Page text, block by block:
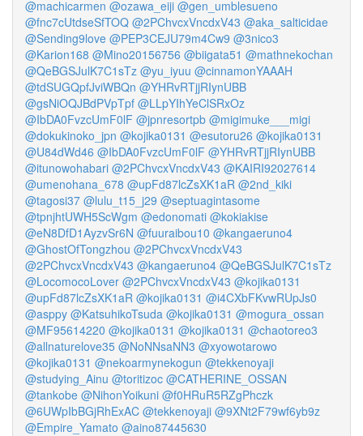
@machicarmen @ozawa_eiji @gen_umblesueno
@fnc7cUtdseSfTOQ @2PChvcxVncdxV43 @aka_salticidae
@Sending9love @PEP3CEJU79m4Cw9 @3nico3
@Karion168 @Mino20156756 @biigata51 @mathnekochan
@QeBGSJulK7C1sTz @yu_iyuu @cinnamonYAAAH
@tdSUGQpfJviWBQn @YHRvRTjjRIynUBB
@gsNiOQJBdPVpTpf @LLpYIhYeClSRxOz
@IbDA0FvzcUmF0lF @jpnresortpb @migimuke___migi
@dokukinoko_jpn @kojika0131 @esutoru26 @kojika0131
@U84dWd46 @IbDA0FvzcUmF0lF @YHRvRTjjRIynUBB
@itunowohabari @2PChvcxVncdxV43 @KAIRI92027614
@umenohana_678 @upFd87lcZsXK1aR @2nd_kiki
@tagosi37 @lulu_t15_j29 @septuagintasome
@tpnjhtUWH5ScWgm @edonomati @kokiakise
@eN8DfD1AyzvSr6N @fuuraibou10 @kangaeruno4
@GhostOfTongzhou @2PChvcxVncdxV43
@2PChvcxVncdxV43 @kangaeruno4 @QeBGSJulK7C1sTz
@LocomocoLover @2PChvcxVncdxV43 @kojika0131
@upFd87lcZsXK1aR @kojika0131 @i4CXbFKvwRUpJs0
@asppy @KatsuhikoTsuda @kojika0131 @mogura_ossan
@MF95614220 @kojika0131 @kojika0131 @chaotoreo3
@allnaturelove35 @NoNNsaNN3 @xyowotarowo
@kojika0131 @nekoarmynekogun @tekkenoyaji
@studying_Ainu @toritizoc @CATHERINE_OSSAN
@tankobe @NihonYoikuni @f0HRuR5RZgPhczk
@6UWpIbBGjRhExAC @tekkenoyaji @9XNt2F79wf6yb9z
@Empire_Yamato @aino87445630